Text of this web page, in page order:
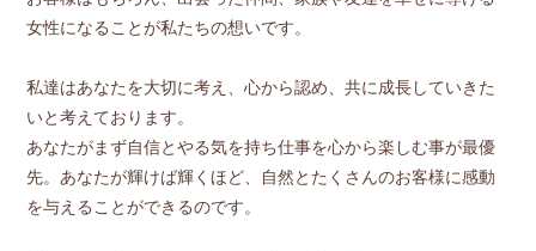
女性になることが私たちの想いです。
私達はあなたを大切に考え、心から認め、共に成長していきた
いと考えております。
あなたがまず自信とやる気を持ち仕事を心から楽しむ事が最優
先。あなたが輝けば輝くほど、自然とたくさんのお客様に感動
を与えることができるのです。